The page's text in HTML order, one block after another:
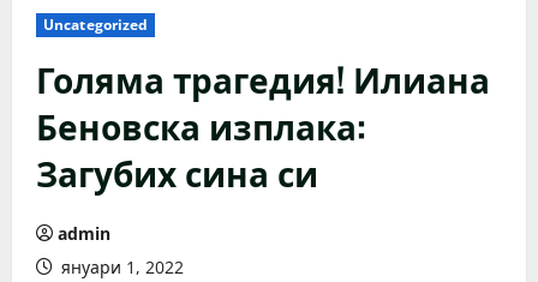
Uncategorized
Голяма трагедия! Илиана
Беновска изплака:
Загубих сина си
admin
януари 1, 2022